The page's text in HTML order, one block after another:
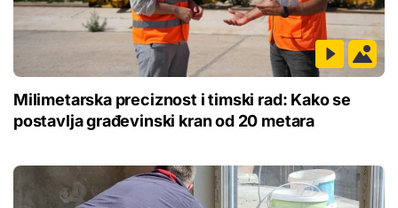
Milimetarska preciznost i timski rad: Kako se
postavlja građevinski kran od 20 metara